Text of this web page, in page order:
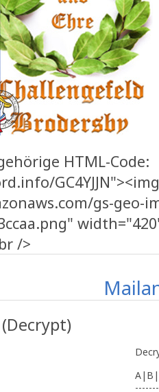
HTML-Code:
GC4YJJN"><img
gs-geo-
/>
(Decrypt)